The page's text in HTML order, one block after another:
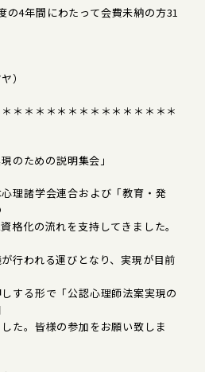
の4年間にわたって会費未納の方31
）
＊＊＊＊＊＊＊＊＊＊＊＊＊＊＊
のための説明集会」
理諸学会連合および「教育・発
格化の流れを支持してきました。
行われる運びとなり、実現が目前
する形で「公認心理師法案実現の
た。皆様の参加をお願い致しま